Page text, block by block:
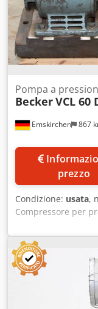
Emskirchen 867
Pompa a
BeckerVCL 60
prezzo
Condizione: usata,
Compressore per
DV, numero di
giri/min. Potenza
m³/h Ispezione
accogliere la vostra
disponibili in
possibilità di
Emskirchen/